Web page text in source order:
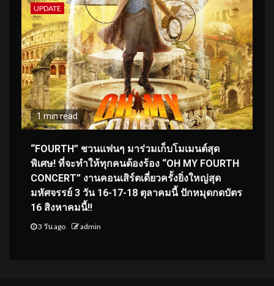
UPDATE
1 min read
“FOURTH” ชวนแฟนๆ มาร่วมเก็บโมเมนต์สุด
พิเศษ! ที่จะทำให้ทุกคนต้องร้อง “OH MY FOURTH
CONCERT” งานคอนเสิร์ตเดี่ยวครั้งยิ่งใหญ่สุด
มหัศจรรย์ 3 วัน 16-17-18 ตุลาคมนี้ ปักหมุดกดบัตร
16 สิงหาคมนี้!!
3 วัน ago admin